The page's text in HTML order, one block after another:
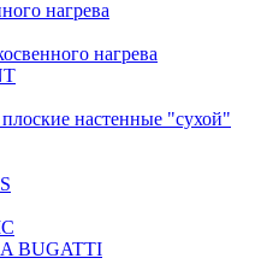
нагрева
нагрева
настенные "сухой"
BUGATTI